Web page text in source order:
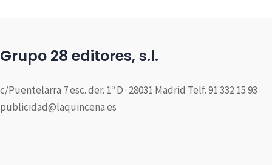
Grupo 28 editores, s.l.
c/Puentelarra 7 esc. der. 1º D · 28031 Madrid Telf. 91 332 15 93
publicidad@laquincena.es